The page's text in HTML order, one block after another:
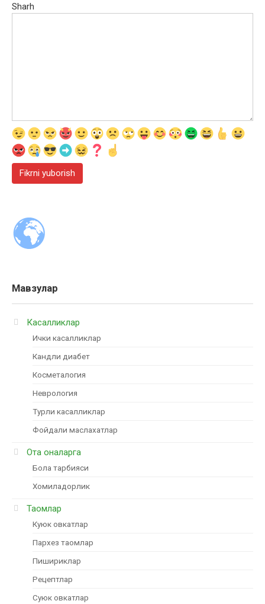
Sharh
Мавзулар
Касалликлар
Ички касалликлар
Кандли диабет
Косметалогия
Неврология
Турли касалликлар
Фойдали маслахатлар
Ота оналарга
Бола тарбияси
Хомиладорлик
Таомлар
Куюк овкатлар
Пархез таомлар
Пишириклар
Рецептлар
Суюк овкатлар